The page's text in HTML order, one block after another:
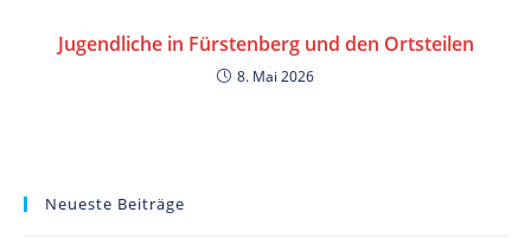
Jugendliche in Fürstenberg und den Ortsteilen
8. Mai 2026
Neueste Beiträge